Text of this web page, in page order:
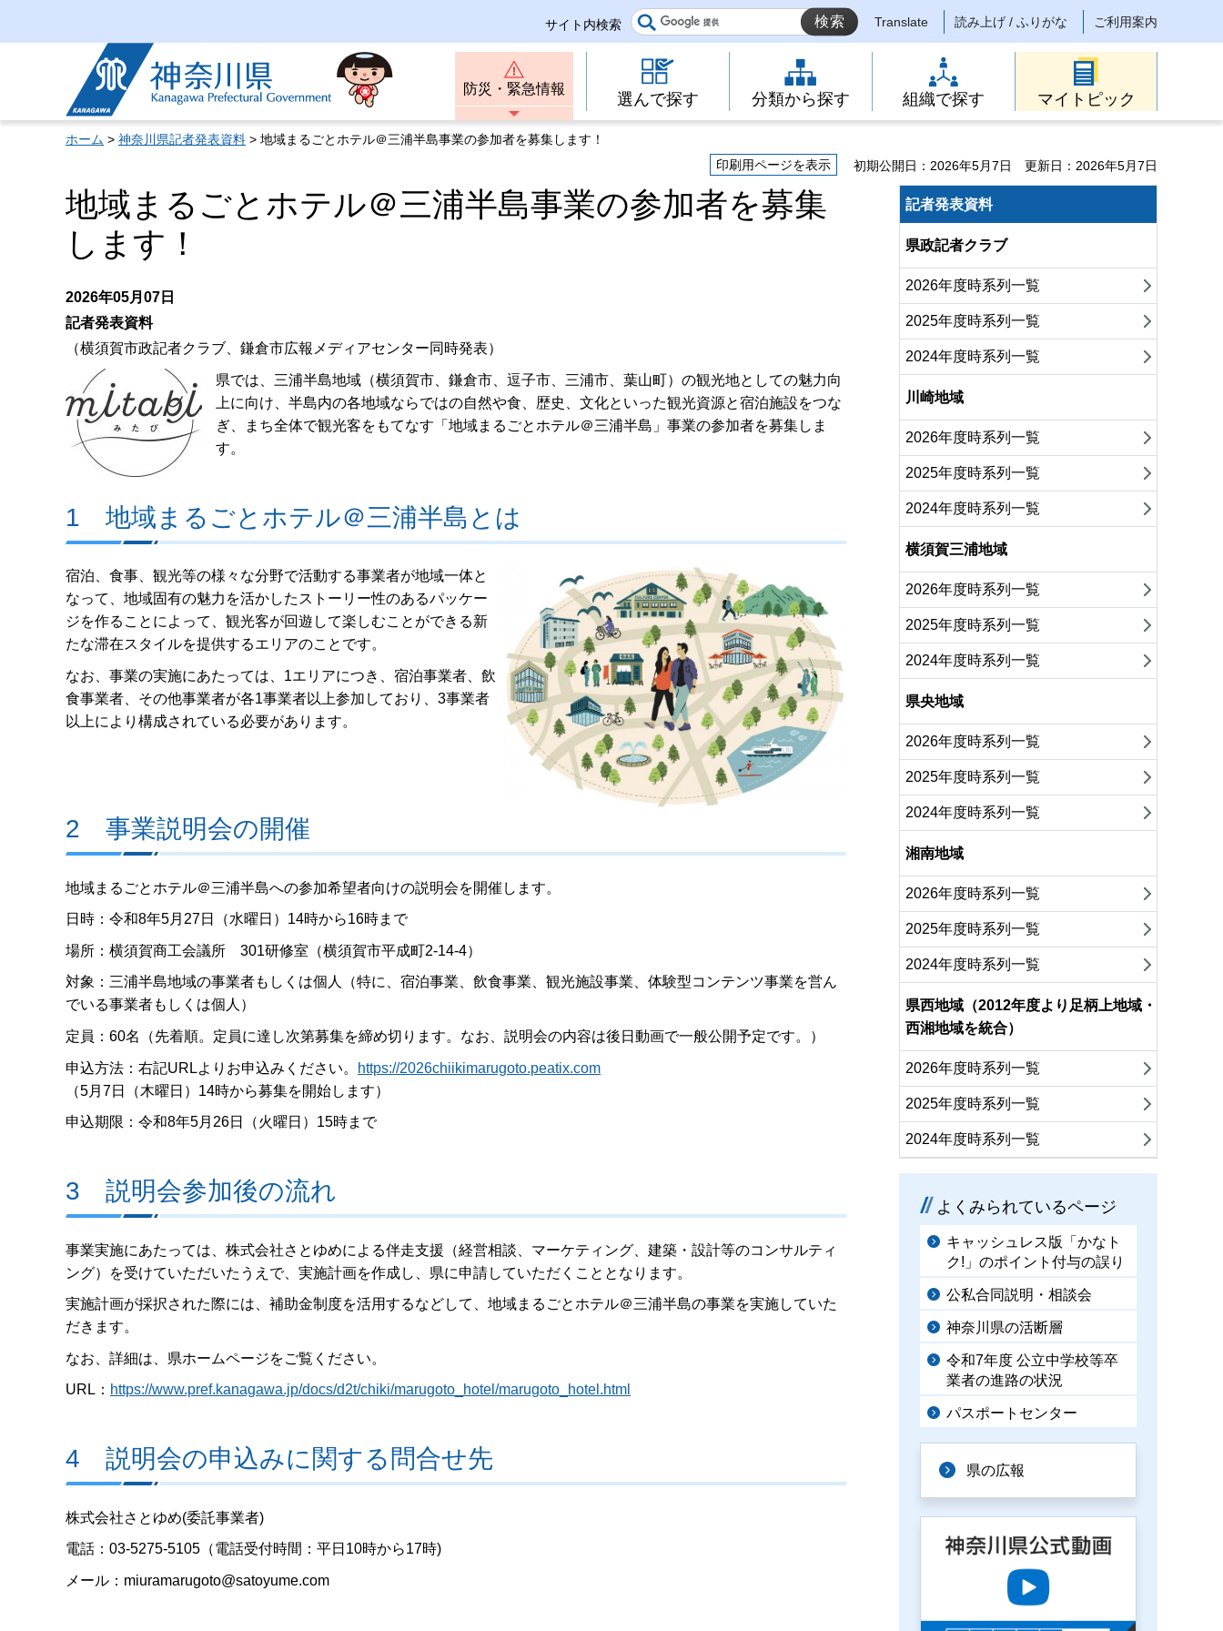
サイト内検索 Translate 読み上げ / ふりがな ご利用案内
神奈川県
防災・緊急情報
選んで探す 分類から探す 組織で探す マイトピック
ホーム > 神奈川県記者発表資料 > 地域まるごとホテル＠三浦半島事業の参加者を募集します！
印刷用ページを表示
初期公開日：2026年5月7日 更新日：2026年5月7日
地域まるごとホテル＠三浦半島事業の参加者を募集
します！
2026年05月07日
記者発表資料
（横須賀市政記者クラブ、鎌倉市広報メディアセンター同時発表）
県では、三浦半島地域（横須賀市、鎌倉市、逗子市、三浦市、葉山町）の観光地としての魅力向
上に向け、半島内の各地域ならではの自然や食、歴史、文化といった観光資源と宿泊施設をつな
ぎ、まち全体で観光客をもてなす「地域まるごとホテル＠三浦半島」事業の参加者を募集しま
す。
1 地域まるごとホテル＠三浦半島とは
宿泊、食事、観光等の様々な分野で活動する事業者が地域一体と
なって、地域固有の魅力を活かしたストーリー性のあるパッケー
ジを作ることによって、観光客が回遊して楽しむことができる新
たな滞在スタイルを提供するエリアのことです。
なお、事業の実施にあたっては、1エリアにつき、宿泊事業者、飲
食事業者、その他事業者が各1事業者以上参加しており、3事業者
以上により構成されている必要があります。
2 事業説明会の開催
地域まるごとホテル＠三浦半島への参加希望者向けの説明会を開催します。
日時：令和8年5月27日（水曜日）14時から16時まで
場所：横須賀商工会議所 301研修室（横須賀市平成町2-14-4）
対象：三浦半島地域の事業者もしくは個人（特に、宿泊事業、飲食事業、観光施設事業、体験型コンテンツ事業を営ん
でいる事業者もしくは個人）
定員：60名（先着順。定員に達し次第募集を締め切ります。なお、説明会の内容は後日動画で一般公開予定です。）
申込方法：右記URLよりお申込みください。
https://2026chiikimarugoto.peatix.com
（5月7日（木曜日）14時から募集を開始します）
申込期限：令和8年5月26日（火曜日）15時まで
3 説明会参加後の流れ
事業実施にあたっては、株式会社さとゆめによる伴走支援（経営相談、マーケティング、建築・設計等のコンサルティ
ング）を受けていただいたうえで、実施計画を作成し、県に申請していただくこととなります。
実施計画が採択された際には、補助金制度を活用するなどして、地域まるごとホテル＠三浦半島の事業を実施していた
だきます。
なお、詳細は、県ホームページをご覧ください。
URL： https://www.pref.kanagawa.jp/docs/d2t/chiki/marugoto_hotel/marugoto_hotel.html
4 説明会の申込みに関する問合せ先
株式会社さとゆめ(委託事業者)
電話：03-5275-5105（電話受付時間：平日10時から17時)
メール：miuramarugoto@satoyume.com
記者発表資料
県政記者クラブ
2026年度時系列一覧
2025年度時系列一覧
2024年度時系列一覧
川崎地域
2026年度時系列一覧
2025年度時系列一覧
2024年度時系列一覧
横須賀三浦地域
2026年度時系列一覧
2025年度時系列一覧
2024年度時系列一覧
県央地域
2026年度時系列一覧
2025年度時系列一覧
2024年度時系列一覧
湘南地域
2026年度時系列一覧
2025年度時系列一覧
2024年度時系列一覧
県西地域（2012年度より足柄上地域・
西湘地域を統合）
2026年度時系列一覧
2025年度時系列一覧
2024年度時系列一覧
よくみられているページ
キャッシュレス版「かなト
ク!」のポイント付与の誤り
公私合同説明・相談会
神奈川県の活断層
令和7年度 公立中学校等卒
業者の進路の状況
パスポートセンター
県の広報